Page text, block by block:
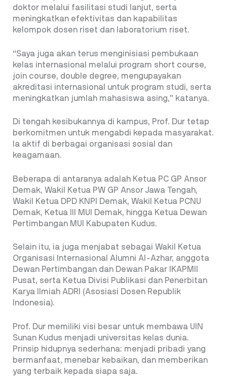
doktor melalui fasilitasi studi lanjut, serta
meningkatkan efektivitas dan kapabilitas
kelompok dosen riset dan laboratorium riset.
“Saya juga akan terus menginisiasi pembukaan
kelas internasional melalui program short course,
join course, double degree, mengupayakan
akreditasi internasional untuk program studi, serta
meningkatkan jumlah mahasiswa asing,” katanya.
Di tengah kesibukannya di kampus, Prof. Dur tetap
berkomitmen untuk mengabdi kepada masyarakat.
Ia aktif di berbagai organisasi sosial dan
keagamaan.
Beberapa di antaranya adalah Ketua PC GP Ansor
Demak, Wakil Ketua PW GP Ansor Jawa Tengah,
Wakil Ketua DPD KNPI Demak, Wakil Ketua PCNU
Demak, Ketua III MUI Demak, hingga Ketua Dewan
Pertimbangan MUI Kabupaten Kudus.
Selain itu, ia juga menjabat sebagai Wakil Ketua
Organisasi Internasional Alumni Al-Azhar, anggota
Dewan Pertimbangan dan Dewan Pakar IKAPMII
Pusat, serta Ketua Divisi Publikasi dan Penerbitan
Karya Ilmiah ADRI (Asosiasi Dosen Republik
Indonesia).
Prof. Dur memiliki visi besar untuk membawa UIN
Sunan Kudus menjadi universitas kelas dunia.
Prinsip hidupnya sederhana: menjadi pribadi yang
bermanfaat, menebar kebaikan, dan memberikan
yang terbaik kepada siapa saja.